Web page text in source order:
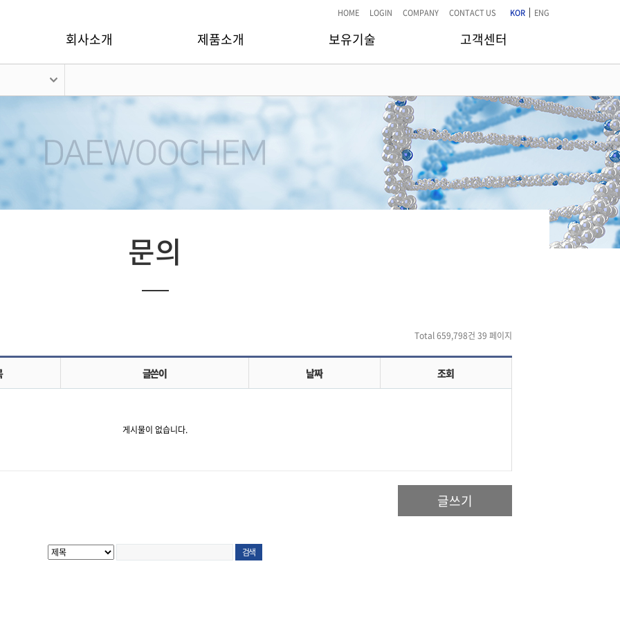
HOME LOGIN COMPANY CONTACT US KOR | ENG
회사소개 제품소개 보유기술 고객센터
문의
Total 659,798건 39 페이지
글쓴이 날짜 조회
게시물이 없습니다.
글쓰기